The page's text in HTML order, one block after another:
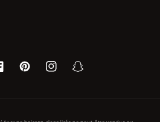
PinterestInstagramSnapchat